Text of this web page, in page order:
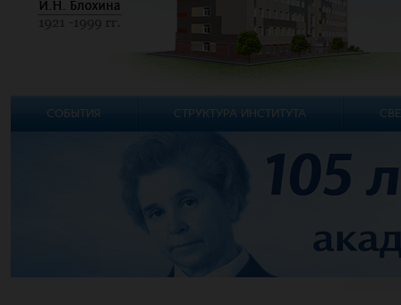
СОБЫТИЯ СТРУКТУРА ИНСТИТУТА